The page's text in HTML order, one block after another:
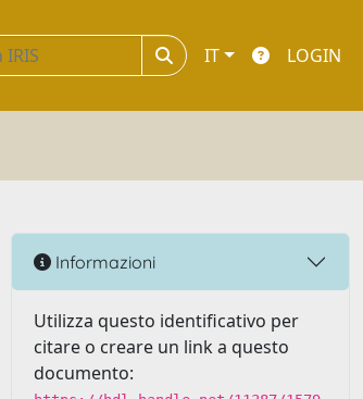
IT LOGIN
Informazioni
Utilizza questo identificativo per
citare o creare un link a questo
documento: